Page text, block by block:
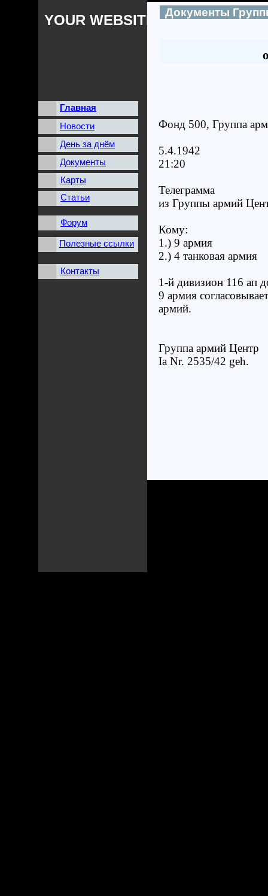
YOUR WEBSITES NAME
Главная
Новости
День за днём
Документы
Карты
Статьи
Форум
Полезные ссылки
Контакты
Документы
Фонд 500, Группа
5.4.1942
21:20
Телеграмма
из Группы армий
Кому:
1.) 9 армия
2.) 4 танковая армия
1-й дивизион 116 ап
9 армия
армий.
Группа армий Центр
Ia Nr. 2535/42 geh.